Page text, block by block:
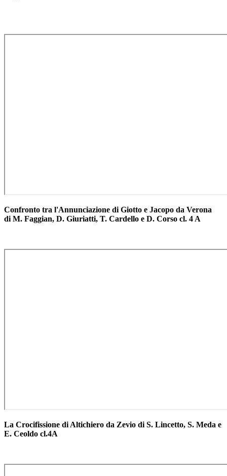
Confronto tra l'Annunciazione di Giotto e Jacopo da Verona
di M. Faggian, D. Giuriatti, T. Cardello e D. Corso cl. 4 A
La Crocifissione di Altichiero da Zevio di S. Lincetto, S. Meda e
E. Ceoldo cl.4A